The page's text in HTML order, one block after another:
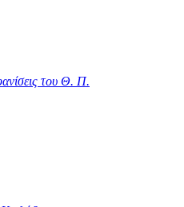
του Θ. Π.